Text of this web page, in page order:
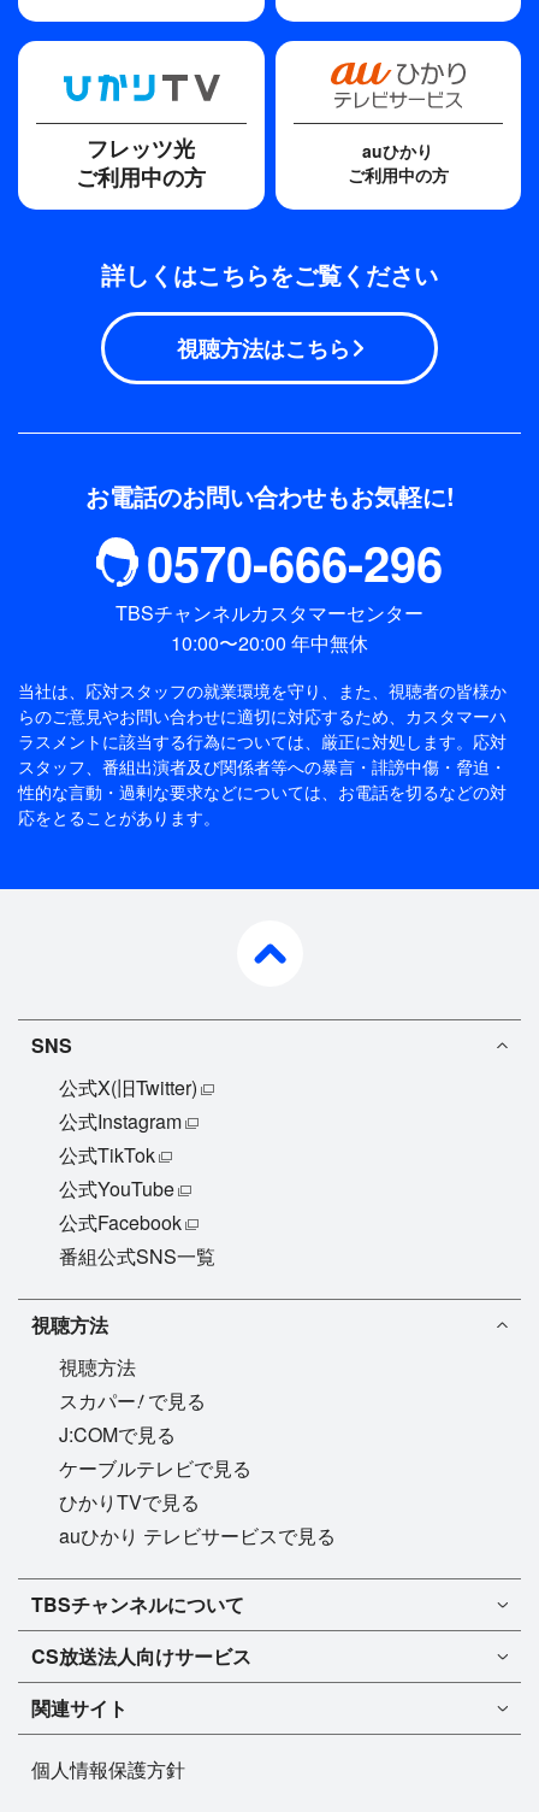
フレッツ光
ご利用中の方
auひかり
ご利用中の方
詳しくはこちらをご覧ください
視聴方法はこちら
お電話のお問い合わせもお気軽に!
0570-666-296
TBSチャンネルカスタマーセンター
10:00〜20:00 年中無休
当社は、応対スタッフの就業環境を守り、また、視聴者の皆様か
らのご意見やお問い合わせに適切に対応するため、 カスタマーハ
ラスメントに該当する行為については、厳正に対処します。応対
スタッフ、番組出演者及び関係者等への暴言・誹謗中傷・脅迫・
性的な言動・過剰な要求などについては、お電話を切るなどの対
応をとることがあります。
SNS
公式X(旧Twitter)
公式Instagram
公式TikTok
公式YouTube
公式Facebook
番組公式SNS一覧
視聴方法
視聴方法
スカパー!で見る
J:COMで見る
ケーブルテレビで見る
ひかりTVで見る
auひかり テレビサービスで見る
TBSチャンネル1
TBSチャンネル2
マンスリーガイド［PDF］
TBSチャンネルについて
TBSチャンネルについて
FAQ・よくあるご質問
インフォメーション
プレゼント
CS放送法人向けサービス
法人向けサービスについて
TBSチャンネル1
TBSチャンネル2
今月放送
ドラマ
バラエティ
音楽
関連サイト
BS-TBS
個人情報保護方針